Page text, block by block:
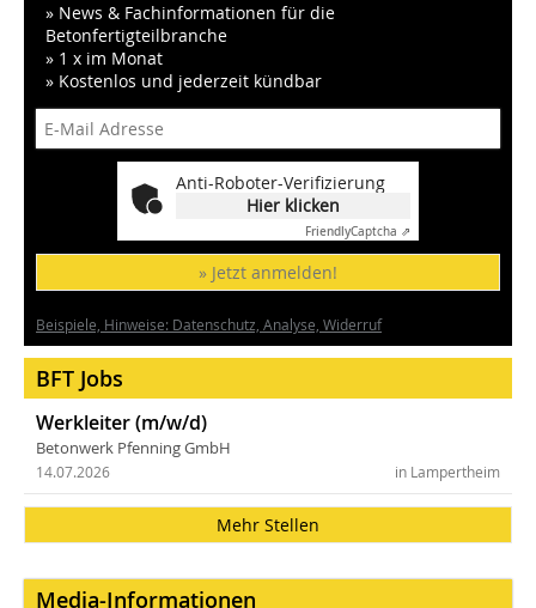
» News & Fachinformationen für die
Betonfertigteilbranche
» 1 x im Monat
» Kostenlos und jederzeit kündbar
Anti-Roboter-Verifizierung
Hier klicken
FriendlyCaptcha ⇗
» Jetzt anmelden!
Beispiele, Hinweise: Datenschutz, Analyse, Widerruf
BFT Jobs
Werkleiter (m/w/d)
Betonwerk Pfenning GmbH
in Lampertheim
14.07.2026
Mehr Stellen
Media-Informationen